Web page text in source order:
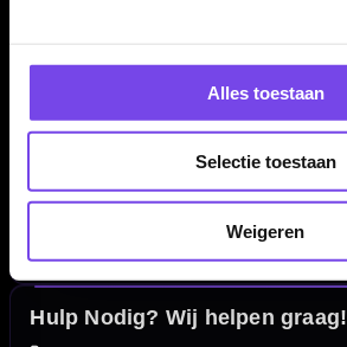
Alles toestaan
Selectie toestaan
Weigeren
Gratis verzending vanaf €40
Hulp Nodig? Wij helpen graag!